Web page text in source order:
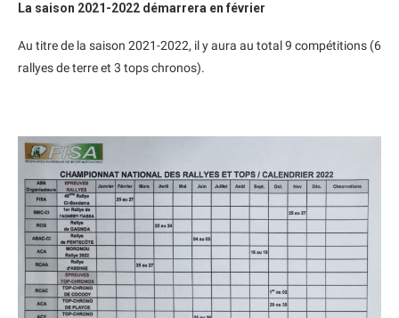
La saison 2021-2022 démarrera en février
Au titre de la saison 2021-2022, il y aura au total 9 compétitions (6
rallyes de terre et 3 tops chronos).